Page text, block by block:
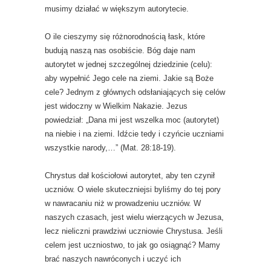
musimy działać w większym autorytecie.
O ile cieszymy się różnorodnością łask, które
budują naszą nas osobiście. Bóg daje nam
autorytet w jednej szczególnej dziedzinie (celu):
aby wypełnić Jego cele na ziemi. Jakie są Boże
cele? Jednym z głównych odsłaniających się celów
jest widoczny w Wielkim Nakazie. Jezus
powiedział: „Dana mi jest wszelka moc (autorytet)
na niebie i na ziemi. Idźcie tedy i czyńcie uczniami
wszystkie narody,…” (Mat. 28:18-19).
Chrystus dał kościołowi autorytet, aby ten czynił
uczniów. O wiele skuteczniejsi byliśmy do tej pory
w nawracaniu niż w prowadzeniu uczniów. W
naszych czasach, jest wielu wierzących w Jezusa,
lecz nieliczni prawdziwi uczniowie Chrystusa. Jeśli
celem jest uczniostwo, to jak go osiągnąć? Mamy
brać naszych nawróconych i uczyć ich